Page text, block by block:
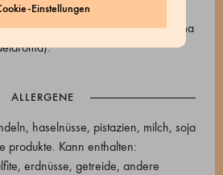
Einstellungen
glukosesirup, gehackte
dextrose, salz, amarettaroma
ALLERGENE
haselnüsse, pistazien, milch, soja
produkte. Kann enthalten:
erdnüsse, getreide, andere